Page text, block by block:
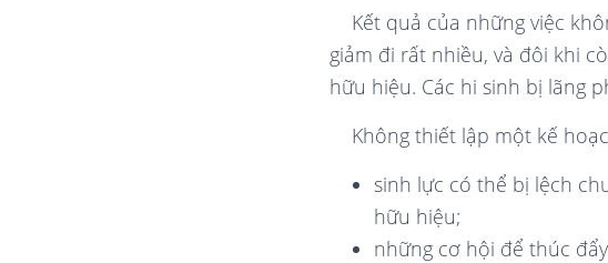
Kết quả của những việc
giảm đi rất nhiều, và đôi khi
hữu hiệu. Các hi sinh bị lãng
Không thiết lập một kế
sinh lực có thể bị lệch
hữu hiệu;
những cơ hội để thúc